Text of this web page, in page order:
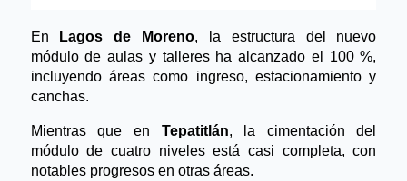
En Lagos de Moreno, la estructura del nuevo
módulo de aulas y talleres ha alcanzado el 100 %,
incluyendo áreas como ingreso, estacionamiento y
canchas.
Mientras que en Tepatitlán, la cimentación del
módulo de cuatro niveles está casi completa, con
notables progresos en otras áreas.